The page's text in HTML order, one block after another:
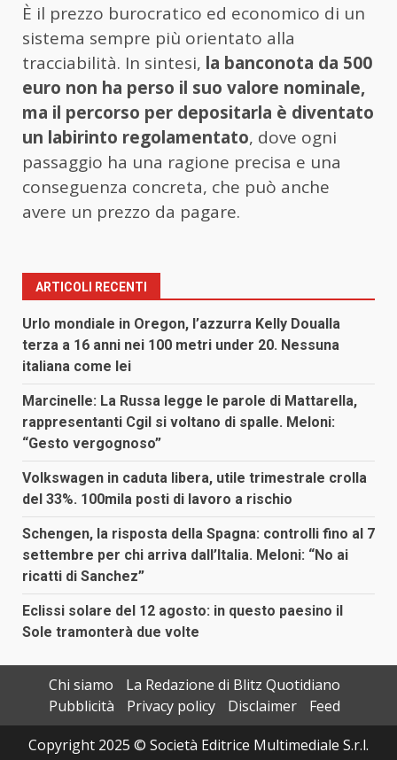
È il prezzo burocratico ed economico di un
sistema sempre più orientato alla
tracciabilità. In sintesi, la banconota da 500
euro non ha perso il suo valore nominale,
ma il percorso per depositarla è diventato
un labirinto regolamentato, dove ogni
passaggio ha una ragione precisa e una
conseguenza concreta, che può anche
avere un prezzo da pagare.
ARTICOLI RECENTI
Urlo mondiale in Oregon, l’azzurra Kelly Doualla
terza a 16 anni nei 100 metri under 20. Nessuna
italiana come lei
Marcinelle: La Russa legge le parole di Mattarella,
rappresentanti Cgil si voltano di spalle. Meloni:
“Gesto vergognoso”
Volkswagen in caduta libera, utile trimestrale crolla
del 33%. 100mila posti di lavoro a rischio
Schengen, la risposta della Spagna: controlli fino al 7
settembre per chi arriva dall’Italia. Meloni: “No ai
ricatti di Sanchez”
Eclissi solare del 12 agosto: in questo paesino il
Sole tramonterà due volte
Chi siamo
La Redazione di Blitz Quotidiano
Pubblicità
Privacy policy Disclaimer
Feed
Copyright 2025 © Società Editrice Multimediale S.r.l.